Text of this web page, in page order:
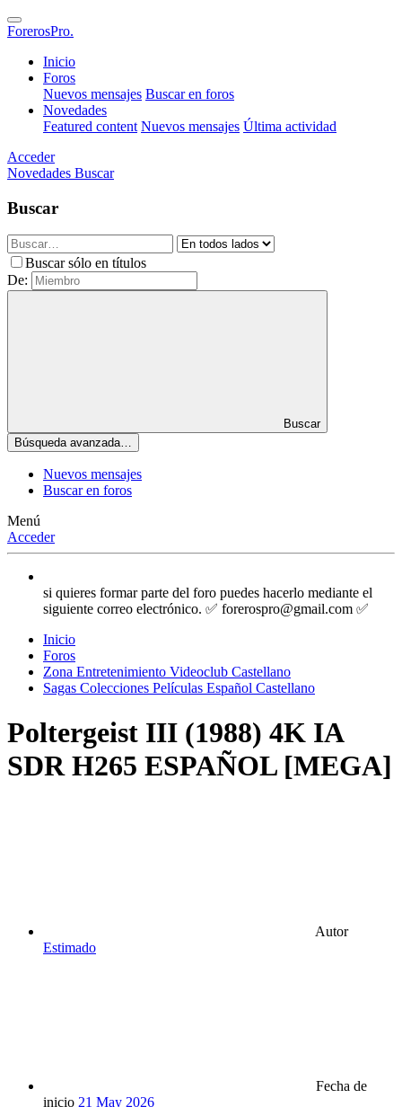
ForerosPro.
Inicio
Foros
Nuevos mensajes Buscar en foros
Novedades
Featured content Nuevos mensajes Última actividad
Acceder
Novedades Buscar
Buscar
Buscar sólo en títulos
De:
Buscar
Búsqueda avanzada…
Nuevos mensajes
Buscar en foros
Menú
Acceder
si quieres formar parte del foro puedes hacerlo mediante el
siguiente correo electrónico. ✅ forerospro@gmail.com ✅
Inicio
Foros
Zona Entretenimiento Videoclub Castellano
Sagas Colecciones Películas Español Castellano
Poltergeist III (1988) 4K IA
SDR H265 ESPAÑOL [MEGA]
Autor
Estimado
Fecha de
inicio 21 May 2026